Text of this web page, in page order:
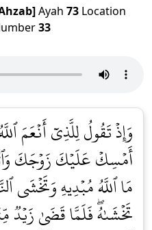
Ayah 73 Location
33
وَإِذۡ تَقُولُ لِلَّذِيٓ أَنۡعَمَ
أَمۡسِكۡ عَلَيۡكَ زَوۡجَكَ
مَا ٱللَّهُ مُبۡدِيهِ وَتَخۡشَى
تَخۡشَىٰهُۖ فَلَمَّا قَضَىٰ زَيۡدٞ